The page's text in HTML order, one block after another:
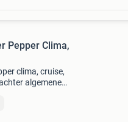
Pepper Clima,
clima, cruise,
algemene
chocolate metallic